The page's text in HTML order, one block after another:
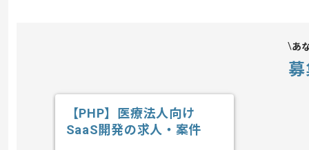
あ
【PHP】医療法人向け
SaaS開発の求人・案件